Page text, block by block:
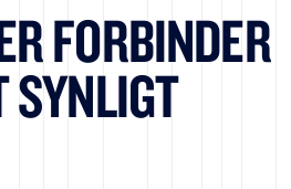
FORBINDER
SYNLIGT